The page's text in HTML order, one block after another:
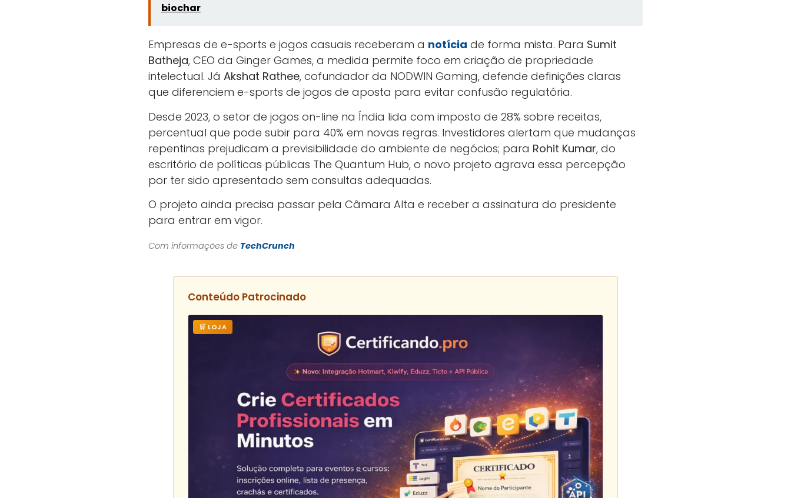
biochar
Empresas de e-sports e jogos casuais receberam a notícia de forma mista. Para Sumit
Batheja, CEO da Ginger Games, a medida permite foco em criação de propriedade
intelectual. Já Akshat Rathee, cofundador da NODWIN Gaming, defende definições claras
que diferenciem e-sports de jogos de aposta para evitar confusão regulatória.
Desde 2023, o setor de jogos on-line na Índia lida com imposto de 28% sobre receitas,
percentual que pode subir para 40% em novas regras. Investidores alertam que mudanças
repentinas prejudicam a previsibilidade do ambiente de negócios; para Rohit Kumar, do
escritório de políticas públicas The Quantum Hub, o novo projeto agrava essa percepção
por ter sido apresentado sem consultas adequadas.
O projeto ainda precisa passar pela Câmara Alta e receber a assinatura do presidente
para entrar em vigor.
Com informações de TechCrunch
Conteúdo Patrocinado
🛒 LOJA